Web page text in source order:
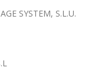
SYSTEM, S.L.U.